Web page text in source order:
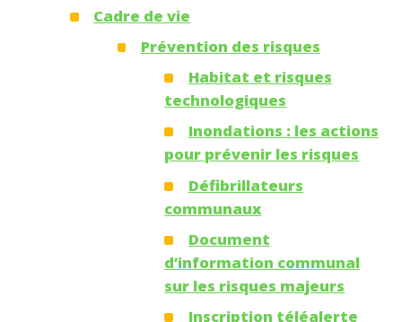
Cadre de vie
Prévention des risques
Habitat et risques
technologiques
Inondations : les actions
pour prévenir les risques
Défibrillateurs
communaux
Document
d’information communal
sur les risques majeurs
Inscription téléalerte